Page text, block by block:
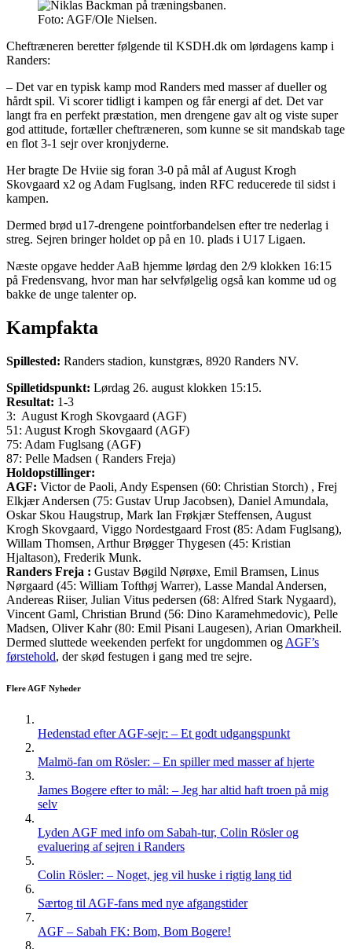
Foto: AGF/Ole Nielsen.
Cheftræneren beretter følgende til KSDH.dk om lørdagens kamp i
Randers:
– Det var en typisk kamp mod Randers med masser af dueller og
hårdt spil. Vi scorer tidligt i kampen og får energi af det. Det var
langt fra en perfekt præstation, men drengene gav alt og viste super
god attitude, fortæller cheftræneren, som kunne se sit mandskab tage
en flot 3-1 sejr over kronjyderne.
Her bragte De Hviie sig foran 3-0 på mål af August Krogh
Skovgaard x2 og Adam Fuglsang, inden RFC reducerede til sidst i
kampen.
Dermed brød u17-drengene pointforbandelsen efter tre nederlag i
streg. Sejren bringer holdet op på en 10. plads i U17 Ligaen.
Næste opgave hedder AaB hjemme lørdag den 2/9 klokken 16:15
på Fredensvang, hvor man har selvfølgelig også kan komme ud og
bakke de unge talenter op.
Kampfakta
Spillested: Randers stadion, kunstgræs, 8920 Randers NV.
Spilletidspunkt: Lørdag 26. august klokken 15:15.
Resultat: 1-3
3: August Krogh Skovgaard (AGF)
51: August Krogh Skovgaard (AGF)
75: Adam Fuglsang (AGF)
87: Pelle Madsen ( Randers Freja)
Holdopstillinger:
AGF: Victor de Paoli, Andy Espensen (60: Christian Storch) , Frej
Elkjær Andersen (75: Gustav Urup Jacobsen), Daniel Amundala,
Oskar Skou Haugstrup, Mark Ian Frøkjær Steffensen, August
Krogh Skovgaard, Viggo Nordestgaard Frost (85: Adam Fuglsang),
Willam Thomsen, Arthur Brøgger Thygesen (45: Kristian
Hjaltason), Frederik Munk.
Randers Freja : Gustav Bøgild Nørøxe, Emil Bramsen, Linus
Nørgaard (45: William Tofthøj Warrer), Lasse Mandal Andersen,
Andereas Riiser, Julian Vitus pedersen (68: Alfred Stark Nygaard),
Vincent Gaml, Christian Brund (56: Dino Karamehmedovic), Pelle
Madsen, Oliver Kahr (80: Emil Pisani Laugesen), Arian Omarkheil.
Dermed sluttede weekenden perfekt for ungdommen og AGF’s
førstehold, der skød festugen i gang med tre sejre.
Flere AGF Nyheder
Hedenstad efter AGF-sejr: – Et godt udgangspunkt
Malmö-fan om Rösler: – En spiller med masser af hjerte
James Bogere efter to mål: – Jeg har altid haft troen på mig
selv
Lyden AGF med info om Sabah-tur, Colin Rösler og
evaluering af sejren i Randers
Colin Rösler: – Noget, jeg vil huske i rigtig lang tid
Særtog til AGF-fans med nye afgangstider
AGF – Sabah FK: Bom, Bom Bogere!